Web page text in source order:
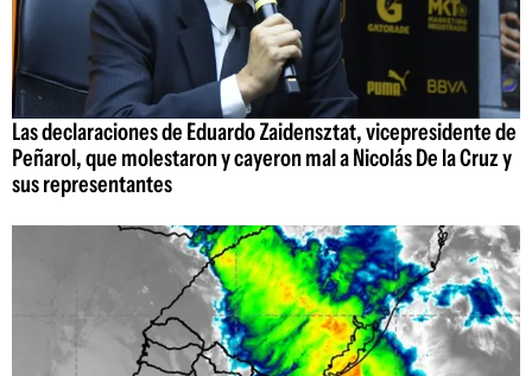
Las declaraciones de Eduardo Zaidensztat, vicepresidente de
Peñarol, que molestaron y cayeron mal a Nicolás De la Cruz y
sus representantes